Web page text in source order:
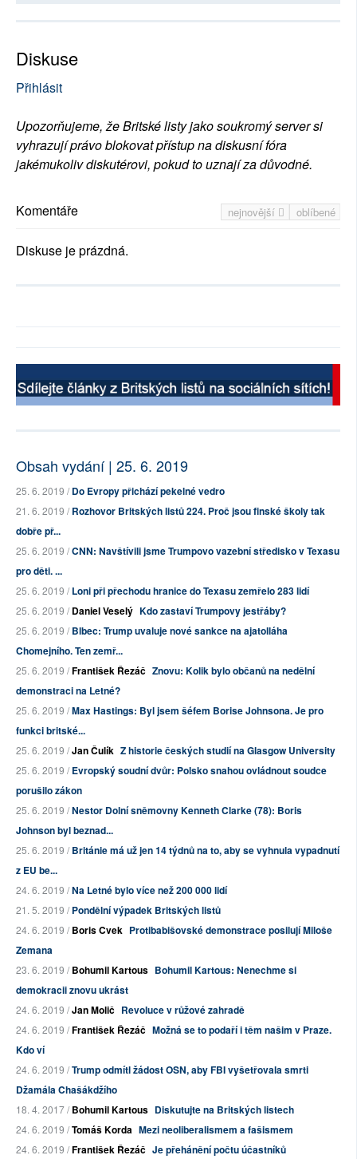
Diskuse
Přihlásit
Upozorňujeme, že Britské listy jako soukromý server si
vyhrazují právo blokovat přístup na diskusní fóra
jakémukoliv diskutérovi, pokud to uznají za důvodné.
nejnovější oblíbené
Komentáře
Diskuse je prázdná.
Obsah vydání | 25. 6. 2019
25. 6. 2019 /Do Evropy přichází pekelné vedro
21. 6. 2019 /Rozhovor Britských listů 224. Proč jsou finské školy tak
dobře př...
25. 6. 2019 /CNN: Navštívili jsme Trumpovo vazební středisko v Texasu
pro děti. ...
25. 6. 2019 /Loni při přechodu hranice do Texasu zemřelo 283 lidí
25. 6. 2019 /Daniel Veselý Kdo zastaví Trumpovy jestřáby?
25. 6. 2019 /Blbec: Trump uvaluje nové sankce na ajatolláha
Chomejního. Ten zemř...
25. 6. 2019 /František Řezáč Znovu: Kolik bylo občanů na nedělní
demonstraci na Letné?
25. 6. 2019 /Max Hastings: Byl jsem šéfem Borise Johnsona. Je pro
funkci britské...
25. 6. 2019 /Jan Čulík Z historie českých studií na Glasgow University
25. 6. 2019 /Evropský soudní dvůr: Polsko snahou ovládnout soudce
porušilo zákon
25. 6. 2019 /Nestor Dolní sněmovny Kenneth Clarke (78): Boris
Johnson byl beznad...
25. 6. 2019 /Británie má už jen 14 týdnů na to, aby se vyhnula vypadnutí
z EU be...
24. 6. 2019 /Na Letné bylo více než 200 000 lidí
21. 5. 2019 /Pondělní výpadek Britských listů
24. 6. 2019 /Boris Cvek Protibabišovské demonstrace posilují Miloše
Zemana
23. 6. 2019 /Bohumil Kartous Bohumil Kartous: Nenechme si
demokracii znovu ukrást
24. 6. 2019 /Jan Molič Revoluce v růžové zahradě
24. 6. 2019 /František Řezáč Možná se to podaří i těm našim v Praze.
Kdo ví
24. 6. 2019 /Trump odmítl žádost OSN, aby FBI vyšetřovala smrti
Džamála Chašákdžího
18. 4. 2017 /Bohumil Kartous Diskutujte na Britských listech
24. 6. 2019 /Tomáš Korda Mezi neoliberalismem a fašismem
24. 6. 2019 /František Řezáč Je přehánění počtu účastníků